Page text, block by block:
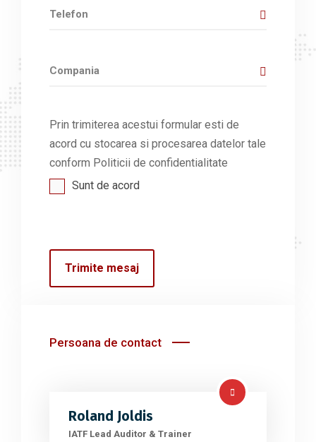
Prin trimiterea acestui formular esti de
acord cu stocarea si procesarea datelor tale
conform Politicii de confidentialitate
Sunt de acord
Persoana de contact
Roland Joldis
IATF Lead Auditor & Trainer